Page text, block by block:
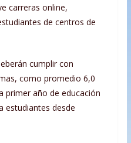
carreras online,
de centros de
cumplir con
como promedio 6,0
primer año de educación
estudiantes desde